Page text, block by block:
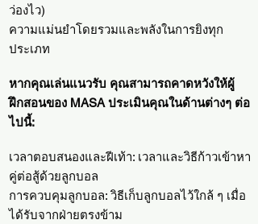
ว่องไว)
ความแม่นยำโดยรวมและพลังในการยิงทุก
ประเภท
หากคุณเล่นแนวรับ คุณสามารถคาดหวังให้ผู้
ฝึกสอนของ MASA ประเมินคุณในด้านต่างๆ ต่อ
ไปนี้:
เวลาตอบสนองและฝีเท้า: เวลาและวิธีก้าวเข้าหา
คู่ต่อสู้ด้วยลูกบอล
การควบคุมลูกบอล: วิธีเก็บลูกบอลไว้ใกล้ ๆ เมื่อ
ได้รับจากฝ่ายตรงข้าม